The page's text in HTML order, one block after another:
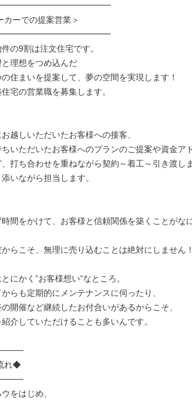
の9割は注文住宅です。
理想をつめ込んだ
住まいを提案して、夢の空間を実現します！
宅の営業職を募集します。
越しいただいたお客様への接客、
いただいたお客様へのプランのご提案や資金ア
打ち合わせを重ねながら契約～着工～引き渡し
いながら担当します。
間をかけて、お客様と信頼関係を築くことがな
らこそ、無理に売り込むことは絶対にしません！
にかく”お客様想い”なところ。
らも定期的にメンテナンスに伺ったり、
開催など継続したお付合いがあるからこそ、
介していただけることも多いんです。
をはじめ、